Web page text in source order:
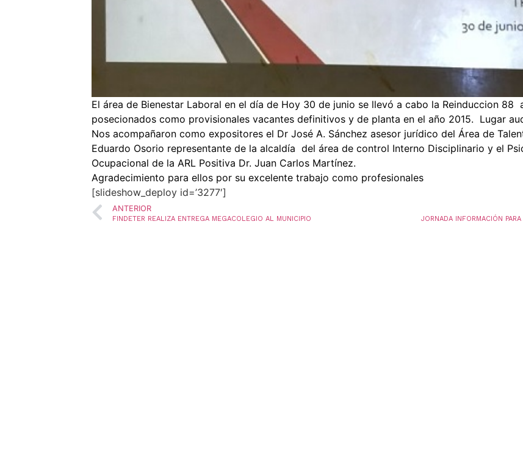
El área de Bienestar Laboral en el día de Hoy 30 de junio se llevó a cabo la Reinduccion 88
posecionados como provisionales vacantes definitivos y de planta en el año 2015. Lugar
Nos acompañaron como expositores el Dr José A. Sánchez asesor jurídico del Área de
Eduardo Osorio representante de la alcaldía del área de control Interno Disciplinario y el
Ocupacional de la ARL Positiva Dr. Juan Carlos Martínez.
Agradecimiento para ellos por su excelente trabajo como profesionales
[slideshow_deploy id=’3277′]
ANTERIOR
FINDETER REALIZA ENTREGA MEGACOLEGIO AL MUNICIPIO JORNADA INFORMACIÓN